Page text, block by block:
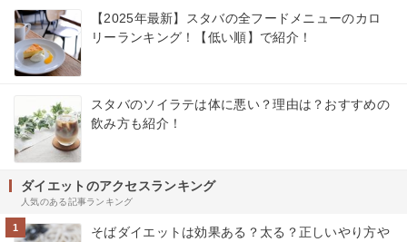
【2025年最新】スタバの全フードメニューのカロ
リーランキング！【低い順】で紹介！
スタバのソイラテは体に悪い？理由は？おすすめの
飲み方も紹介！
ダイエットのアクセスランキング
人気のある記事ランキング
1
そばダイエットは効果ある？太る？正しいやり方や